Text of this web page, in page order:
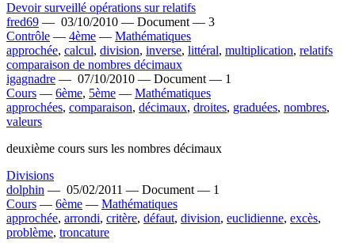
Devoir surveillé opérations sur relatifs
fred69 — 03/10/2010 — Document — 3
Contrôle — 4ème — Mathématiques
approchée, calcul, division, inverse, littéral, multiplication, relatifs
comparaison de nombres décimaux
igagnadre — 07/10/2010 — Document — 1
Cours — 6ème, 5ème — Mathématiques
approchées, comparaison, décimaux, droites, graduées, nombres,
valeurs
deuxième cours surs les nombres décimaux
Divisions
dolphin — 05/02/2011 — Document — 1
Cours — 6ème — Mathématiques
approchée, arrondi, critère, défaut, division, euclidienne, excès,
problème, troncature